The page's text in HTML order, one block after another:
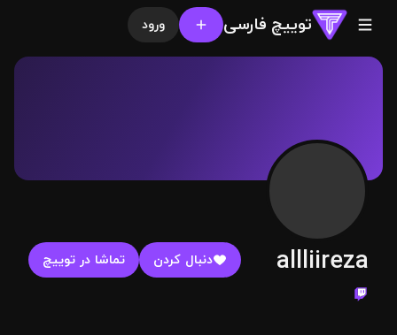
توییچ فارسی ورود
allliireza دنبال کردن تماشا در توییچ